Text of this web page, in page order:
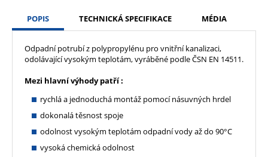
POPIS TECHNICKÁ SPECIFIKACE MÉDIA
Odpadní potrubí z polypropylénu pro vnitřní kanalizaci,
odolávající vysokým teplotám, vyráběné podle ČSN EN 14511.
Mezi hlavní výhody patří :
rychlá a jednoduchá montáž pomocí násuvných hrdel
dokonalá těsnost spoje
odolnost vysokým teplotám odpadní vody až do 90°C
vysoká chemická odolnost